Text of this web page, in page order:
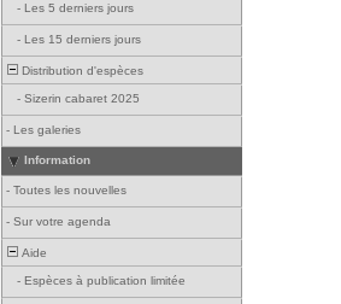
- Les 5 derniers jours
- Les 15 derniers jours
Distribution d'espèces
- Sizerin cabaret 2025
- Les galeries
Information
- Toutes les nouvelles
- Sur votre agenda
Aide
- Espèces à publication limitée